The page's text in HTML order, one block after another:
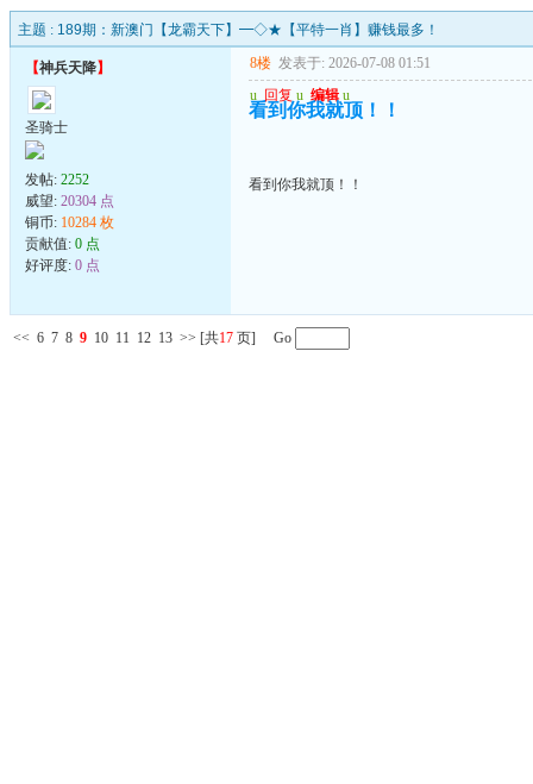
主题 : 189期：新澳门【龙霸天下】━◇★【平特一肖】赚钱最多！
【神兵天降】
圣骑士
发帖: 2252
威望: 20304 点
铜币: 10284 枚
贡献值: 0 点
好评度: 0 点
8楼 发表于: 2026-07-08 01:51
u 回复 u 编辑 u
看到你我就顶！！
看到你我就顶！！
<< 6 7 8 9 10 11 12 13 >> [共17 页] Go